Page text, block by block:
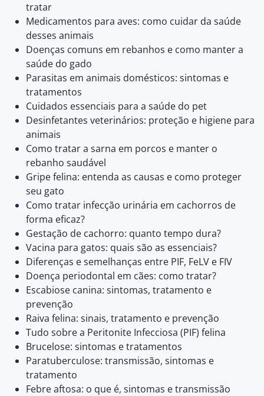
tratar
Medicamentos para aves: como cuidar da saúde
desses animais
Doenças comuns em rebanhos e como manter a
saúde do gado
Parasitas em animais domésticos: sintomas e
tratamentos
Cuidados essenciais para a saúde do pet
Desinfetantes veterinários: proteção e higiene para
animais
Como tratar a sarna em porcos e manter o
rebanho saudável
Gripe felina: entenda as causas e como proteger
seu gato
Como tratar infecção urinária em cachorros de
forma eficaz?
Gestação de cachorro: quanto tempo dura?
Vacina para gatos: quais são as essenciais?
Diferenças e semelhanças entre PIF, FeLV e FIV
Doença periodontal em cães: como tratar?
Escabiose canina: sintomas, tratamento e
prevenção
Raiva felina: sinais, tratamento e prevenção
Tudo sobre a Peritonite Infecciosa (PIF) felina
Brucelose: sintomas e tratamentos
Paratuberculose: transmissão, sintomas e
tratamento
Febre aftosa: o que é, sintomas e transmissão